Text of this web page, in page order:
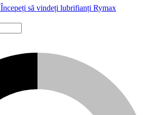
Începeți să vindeți lubrifianți Rymax